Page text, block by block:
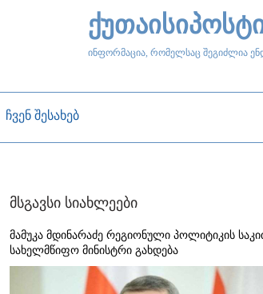
ინფორმაცია, რომელსაც შეგიძლია
ჩვენ შესახებ
მსგავსი სიახლეები
მამუკა მდინარაძე რეგიონული პოლიტიკის
სახელმწიფო მინისტრი გახდება